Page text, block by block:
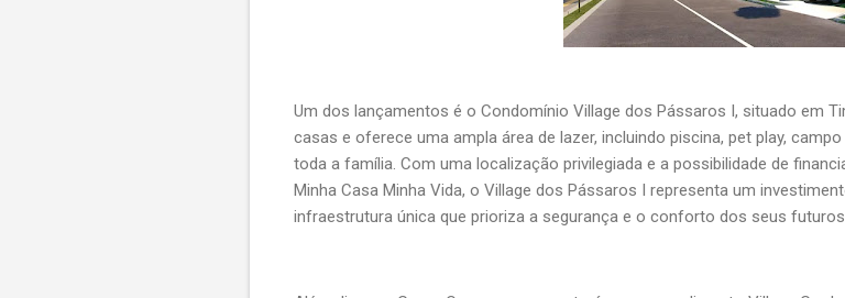
Um dos lançamentos é o Condomínio Village dos Pássaros I, situado em
casas e oferece uma ampla área de lazer, incluindo piscina, pet play,
toda a família. Com uma localização privilegiada e a possibilidade de
Minha Casa Minha Vida, o Village dos Pássaros I representa um
infraestrutura única que prioriza a segurança e o conforto dos seus